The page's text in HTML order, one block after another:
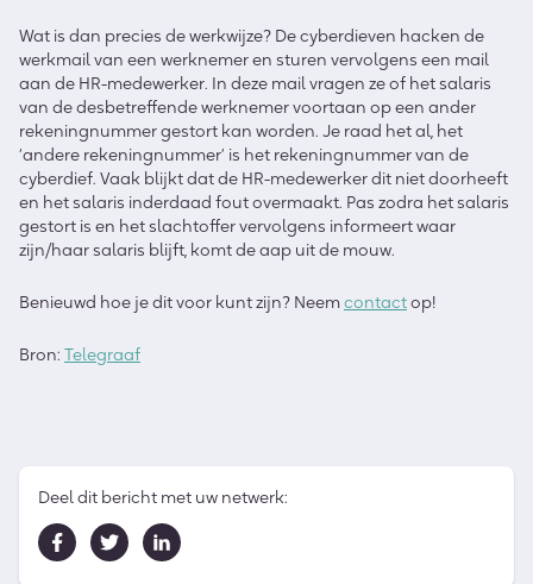
Wat is dan precies de werkwijze? De cyberdieven hacken de
werkmail van een werknemer en sturen vervolgens een mail
aan de HR-medewerker. In deze mail vragen ze of het salaris
van de desbetreffende werknemer voortaan op een ander
rekeningnummer gestort kan worden. Je raad het al, het
‘andere rekeningnummer’ is het rekeningnummer van de
cyberdief. Vaak blijkt dat de HR-medewerker dit niet doorheeft
en het salaris inderdaad fout overmaakt. Pas zodra het salaris
gestort is en het slachtoffer vervolgens informeert waar
zijn/haar salaris blijft, komt de aap uit de mouw.
Benieuwd hoe je dit voor kunt zijn? Neemcontactop!
Bron: Telegraaf
Deel dit bericht met uw netwerk: